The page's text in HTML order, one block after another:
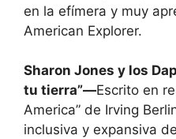
en la efímera y muy
American Explorer.
Sharon Jones y los
tu tierra”—Escrito en
America” de Irving
inclusiva y expansiva